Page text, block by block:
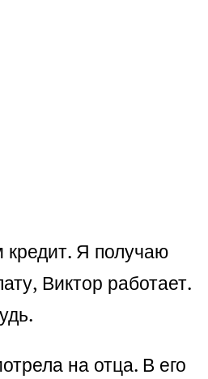
Я получаю
Виктор работает.
на отца. В его